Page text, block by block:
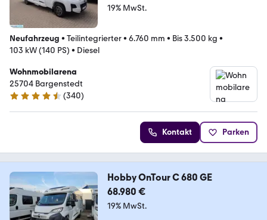
19% MwSt.
Neufahrzeug • Teilintegrierter• 6.760 mm • Bis 3.500 kg •
103 kW (140 PS) • Diesel
Wohnmobilarena
25704 Bargenstedt
4.7 Sterne
(340)
Kontakt Parken
Hobby OnTour C 680 GE
68.980 €
19% MwSt.